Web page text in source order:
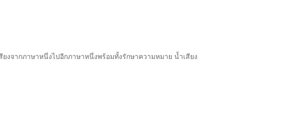
จากภาษาหนึ่งไปอีกภาษาหนึ่งพร้อมทั้งรักษาความหมาย น้ำเสียง